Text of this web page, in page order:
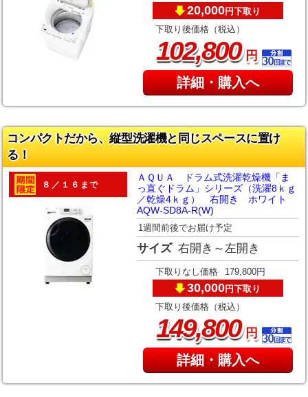
20,000円下取り
下取り後価格（税込）
102,800円
詳細・購入へ
コンパクトだから、縦型洗濯機と同じスペースに置け
る！
８／１６まで
ＡＱＵＡ ドラム式洗濯乾燥機「ま
っ直ぐドラム」シリーズ（洗濯8ｋｇ
／乾燥4ｋｇ） 右開き ホワイト
AQW-SD8A-R(W)
1週間前後でお届け予定
サイズ 右開き～左開き
下取りなし価格 179,800円
30,000円下取り
下取り後価格（税込）
149,800円
詳細・購入へ